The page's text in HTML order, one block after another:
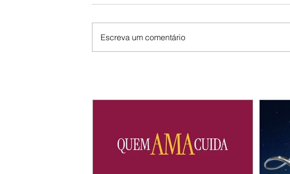
Escreva um comentário